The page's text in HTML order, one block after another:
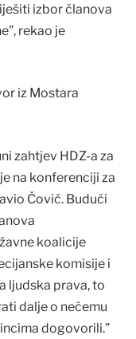
izbor članova
rekao je
iz Mostara
zahtjev HDZ-a za
na konferenciji za
Čović. Budući
koalicije
komisije i
ljudska prava, to
dalje o nečemu
dogovorili.”